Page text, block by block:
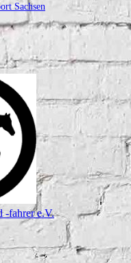
Sachsen
-fahrer e.V.